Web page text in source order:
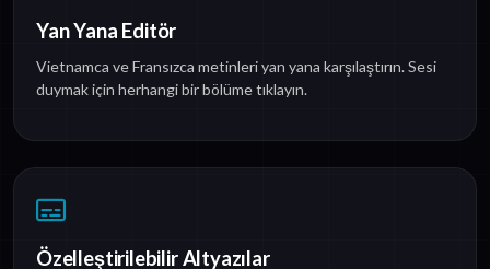
Yan Yana Editör
Vietnamca ve Fransızca metinleri yan yana karşılaştırın. Sesi
duymak için herhangi bir bölüme tıklayın.
Özelleştirilebilir Altyazılar